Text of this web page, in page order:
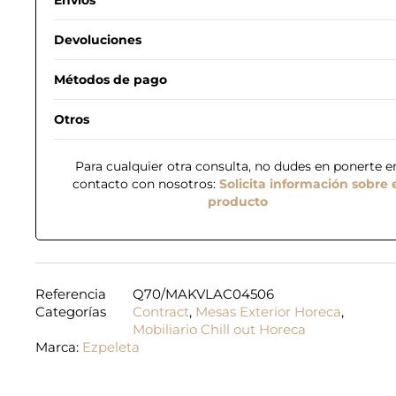
Devoluciones
Métodos de pago
Otros
Para cualquier otra consulta, no dudes en ponerte
contacto con nosotros: Solicita información sobre
producto
Referencia
Q70/MAKVLAC04506
Categorías
Contract, Mesas Exterior Horeca,
Mobiliario Chill out Horeca
Marca: Ezpeleta